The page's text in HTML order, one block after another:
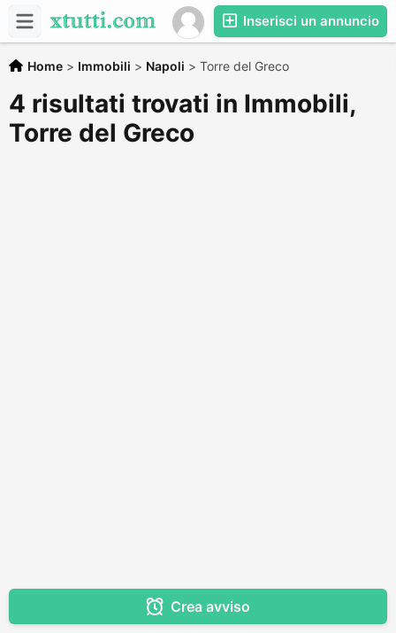
Inserisci un annuncio
Home > Immobili > Napoli > Torre del Greco
4 risultati trovati in Immobili,
Torre del Greco
Crea avviso